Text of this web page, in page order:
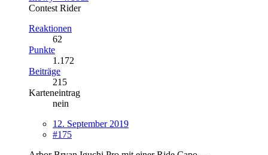
Contest Rider
Reaktionen
62
Punkte
1.172
Beiträge
215
Karteneintrag
nein
12. September 2019
#175